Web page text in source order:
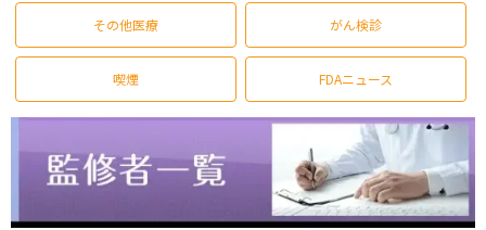
その他医療 がん検診
喫煙 FDAニュース